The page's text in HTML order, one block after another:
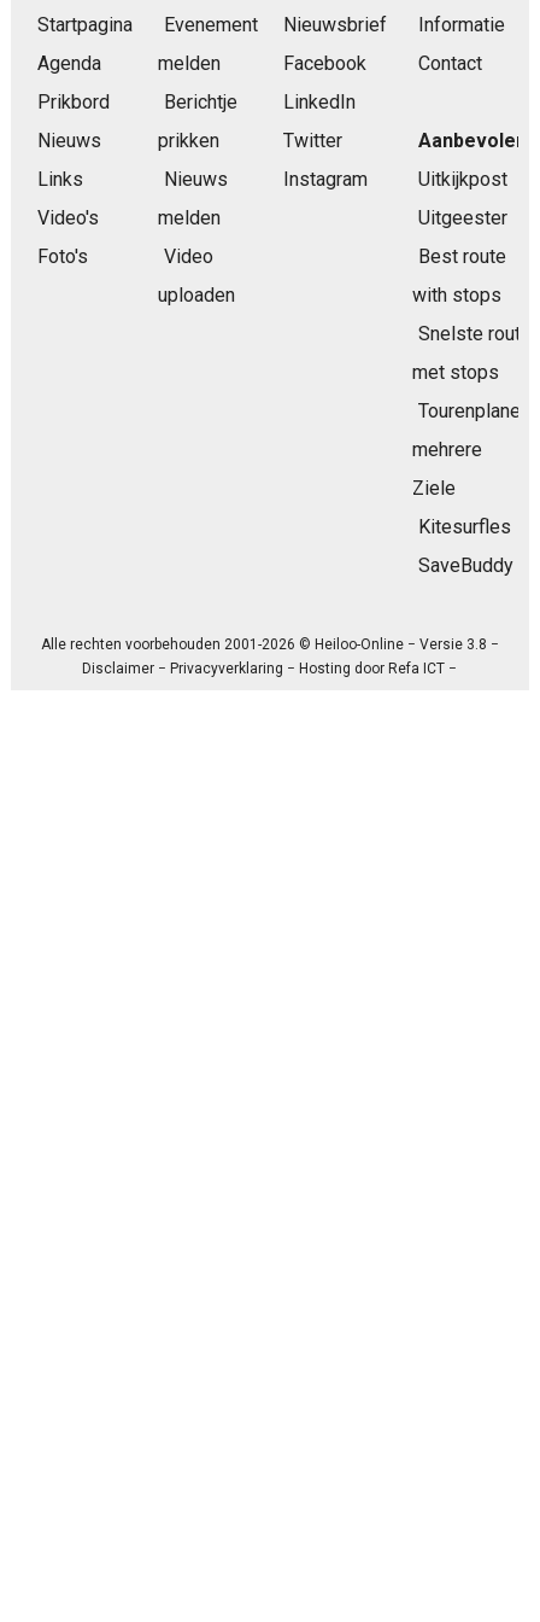
Startpagina
Agenda
Prikbord
Nieuws
Links
Video's
Foto's
Evenement
melden
Berichtje
prikken
Nieuws
melden
Video
uploaden
Nieuwsbrief
Facebook
LinkedIn
Twitter
Instagram
Informatie
Contact
Aanbevolen
Uitkijkpost
Uitgeester
Best route
with stops
Snelste route
met stops
Tourenplaner
mehrere
Ziele
Kitesurfles
SaveBuddy
Alle rechten voorbehouden 2001-2026 © Heiloo-Online − Versie 3.8 −
Disclaimer −Privacyverklaring − Hosting doorRefa ICT −